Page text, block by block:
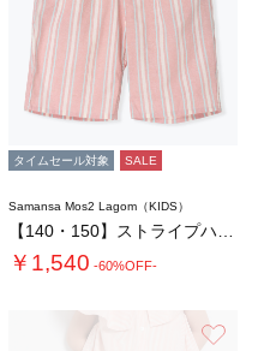
タイムセール対象 SALE
Samansa Mos2 Lagom（KIDS）
￥1,540 -60%OFF-